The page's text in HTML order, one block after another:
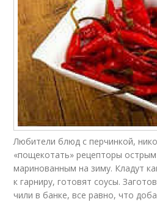
Любители блюд с перчинкой,
«пощекотать» рецепторы
маринованным на зиму. Кладут
к гарниру, готовят соусы.
чили в банке, все равно, что